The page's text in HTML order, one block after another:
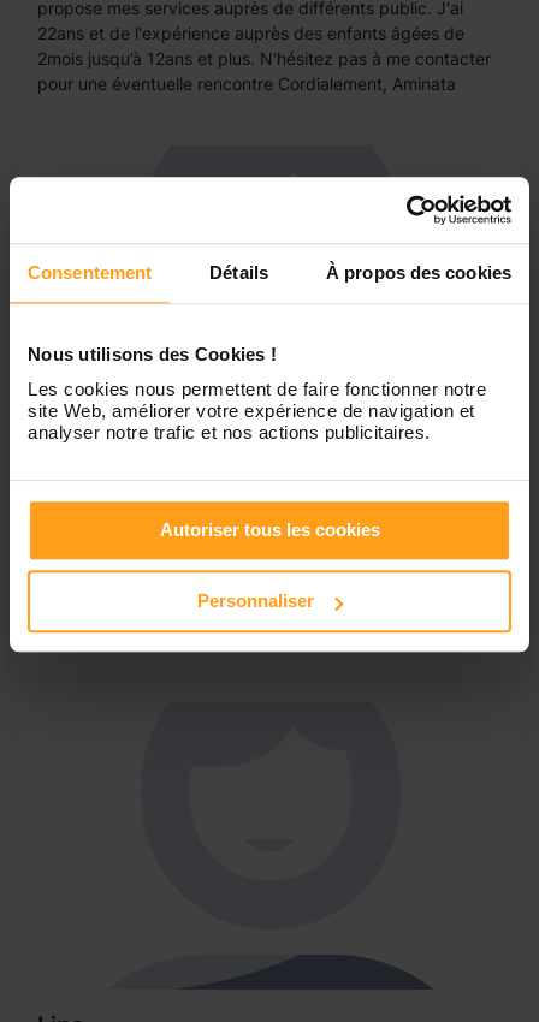
Consentement Détails À propos des cookies
Nous utilisons des Cookies !
Les cookies nous permettent de faire fonctionner notre
site Web, améliorer votre expérience de navigation et
analyser notre trafic et nos actions publicitaires.
Autoriser tous les cookies
Personnaliser
propose mes services auprès de différents public. J'ai
22ans et de l'expérience auprès des enfants âgées de
2mois jusqu’à 12ans et plus. N'hésitez pas à me contacter
pour une éventuelle rencontre Cordialement, Aminata
Garde d'enfant en soirée en semaine
Bonjour, J'ai 33 ans, je travaille en tant que chargée de
mission dans une association. Je suis a la recherche d'un
Concernant mon expérience aupres de l'agence Yoopala
j'ai gardé deux petites filles de 6 et 3 ans...